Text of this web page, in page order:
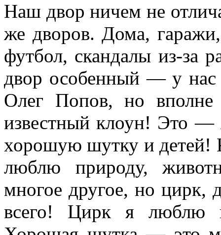
Наш двор ничем не
же дворов. Дома,
футбол, скандалы из-за
двор особен­ный — у нас
Олег Попов, но
известный клоун! Это
хорошую шутку и детей!
люблю природу,
многое другое, но
всего! Цирк я люблю